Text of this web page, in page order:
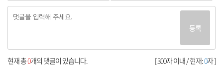
등록
[ 300자 이내 / 현재:0자 ]
현재 총0개의 댓글이 있습니다.